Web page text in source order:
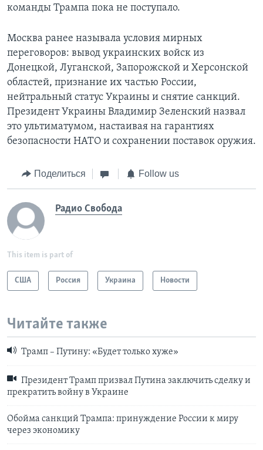
команды Трампа пока не поступало.
Москва ранее называла условия мирных
переговоров: вывод украинских войск из
Донецкой, Луганской, Запорожской и Херсонской
областей, признание их частью России,
нейтральный статус Украины и снятие санкций.
Президент Украины Владимир Зеленский назвал
это ультиматумом, настаивая на гарантиях
безопасности НАТО и сохранении поставок оружия.
Поделиться Follow us
Радио Свобода
This item is part of
США Россия Украина Новости
Читайте также
Трамп – Путину: «Будет только хуже»
Президент Трамп призвал Путина заключить сделку и
прекратить войну в Украине
Обойма санкций Трампа: принуждение России к миру
через экономику